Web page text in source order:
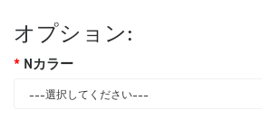
オプション:
Nカラー